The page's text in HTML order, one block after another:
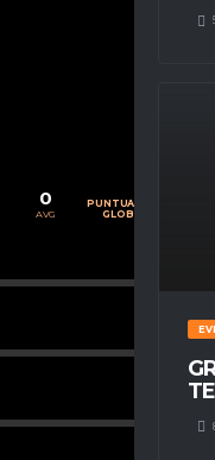
0
AVG
PUNTUACIÓN
GLOBAL
%
%